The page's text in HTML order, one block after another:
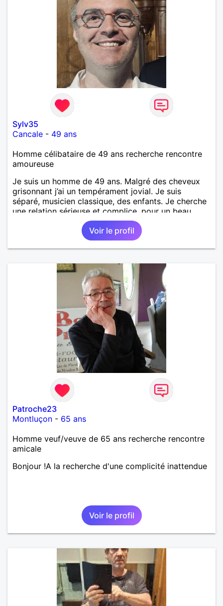
Sylv35
Cancale - 49 ans
Homme célibataire de 49 ans recherche rencontre
amoureuse
Je suis un homme de 49 ans. Malgré des cheveux
grisonnant j’ai un tempérament jovial. Je suis
séparé, musicien classique, des enfants. Je cherche
une relation sérieuse et complice, pour un beau
Voir le profil
Patroche23
Montluçon - 65 ans
Homme veuf/veuve de 65 ans recherche rencontre
amicale
Bonjour !A la recherche d'une complicité inattendue
Voir le profil